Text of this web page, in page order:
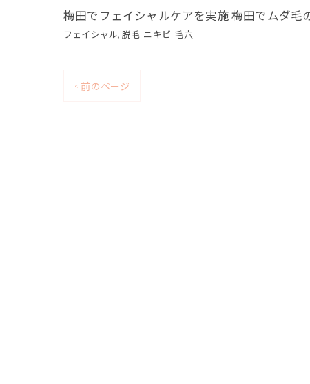
梅田でフェイシャルケアを実施梅田でムダ毛
フェイシャル 脱毛 ニキビ 毛穴
< 前のページ